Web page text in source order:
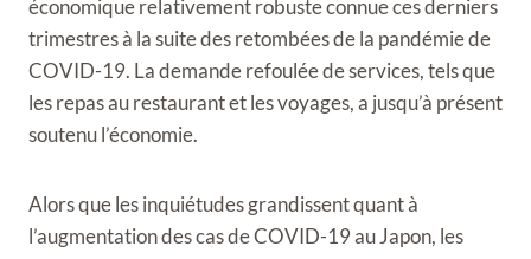
économique relativement robuste connue ces derniers
trimestres à la suite des retombées de la pandémie de
COVID-19. La demande refoulée de services, tels que
les repas au restaurant et les voyages, a jusqu’à présent
soutenu l’économie.
Alors que les inquiétudes grandissent quant à
l’augmentation des cas de COVID-19 au Japon, les